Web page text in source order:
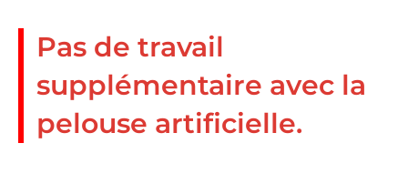
Pas de travail
supplémentaire avec la
pelouse artificielle.